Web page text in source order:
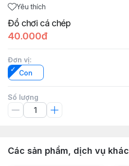
Yêu thích
Đồ chơi cá chép
40.000đ
Đơn vị:
Con
Số lượng
Các sản phẩm, dịch vụ khác